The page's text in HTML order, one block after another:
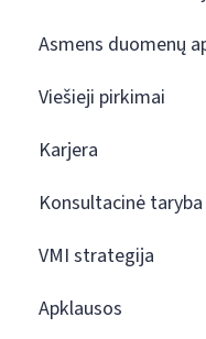
Asmens duomenų
Viešieji pirkimai
Karjera
Konsultacinė taryba
VMI strategija
Apklausos